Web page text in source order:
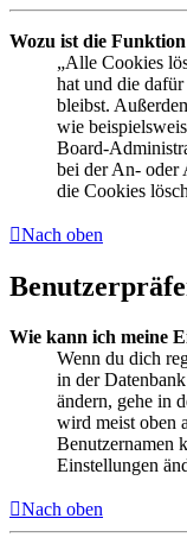
Wozu ist die
„Alle Cookies
hat und die
bleibst.
wie
Board-
bei der An- oder
die Cookies
Nach oben
Wie kann ich meine
Wenn du dich
in der
ändern, gehe in
wird meist oben
Benutzernamen
Einstellungen
Nach oben